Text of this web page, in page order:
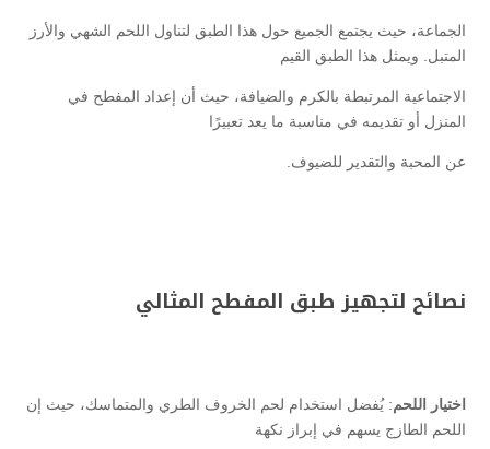
الجماعة، حيث يجتمع الجميع حول هذا الطبق لتناول اللحم الشهي والأرز
المتبل. ويمثل هذا الطبق القيم
الاجتماعية المرتبطة بالكرم والضيافة، حيث أن إعداد المفطح في
المنزل أو تقديمه في مناسبة ما يعد تعبيرًا
عن المحبة والتقدير للضيوف.
نصائح لتجهيز طبق المفطح المثالي
اختيار اللحم: يُفضل استخدام لحم الخروف الطري والمتماسك، حيث إن
اللحم الطازج يسهم في إبراز نكهة